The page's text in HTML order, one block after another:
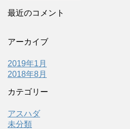
最近のコメント
アーカイブ
2019年1月
2018年8月
カテゴリー
アスハダ
未分類